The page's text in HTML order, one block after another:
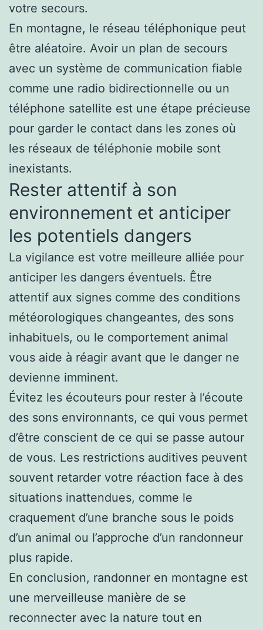
votre secours.
En montagne, le réseau téléphonique peut
être aléatoire. Avoir un plan de secours
avec un système de communication fiable
comme une radio bidirectionnelle ou un
téléphone satellite est une étape précieuse
pour garder le contact dans les zones où
les réseaux de téléphonie mobile sont
inexistants.
Rester attentif à son
environnement et anticiper
les potentiels dangers
La vigilance est votre meilleure alliée pour
anticiper les dangers éventuels. Être
attentif aux signes comme des conditions
météorologiques changeantes, des sons
inhabituels, ou le comportement animal
vous aide à réagir avant que le danger ne
devienne imminent.
Évitez les écouteurs pour rester à l’écoute
des sons environnants, ce qui vous permet
d’être conscient de ce qui se passe autour
de vous. Les restrictions auditives peuvent
souvent retarder votre réaction face à des
situations inattendues, comme le
craquement d’une branche sous le poids
d’un animal ou l’approche d’un randonneur
plus rapide.
En conclusion, randonner en montagne est
une merveilleuse manière de se
reconnecter avec la nature tout en